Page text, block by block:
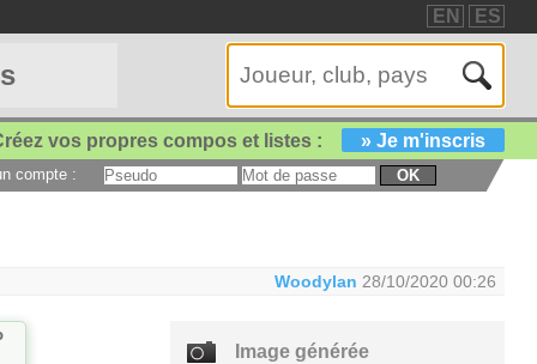
EN ES
vos propres compos et listes : » Je m'inscris
compte : OK
Woodylan 28/10/2020 00:26
Image générée